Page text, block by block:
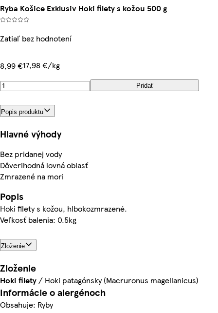
Ryba Košice Exklusiv Hoki filety s kožou 500 g
Zatiaľ bez hodnotení
8,99 €17,98 €/kg
Pridať
Popis produktu
Hlavné výhody
Bez pridanej vody
Dôverihodná lovná oblasť
Zmrazené na mori
Popis
Hoki filety s kožou, hlbokozmrazené.
Veľkosť balenia: 0.5kg
Zloženie
Zloženie
Hoki filety / Hoki patagónsky (Macruronus magellanicus)
Informácie o alergénoch
Obsahuje: Ryby